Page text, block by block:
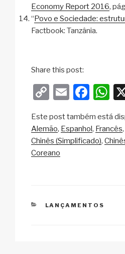
Economy Report 2016,
“ Povo e Sociedade:
Factbook: Tanzânia.
Share this post:
C
p
y
Li
E
ail
F
c
e
k
at
s
Este post também está
Alemão Espanhol Francês
Chinês (Simplificado)
Coreano
CATEGORIAS
LANÇAMENTOS